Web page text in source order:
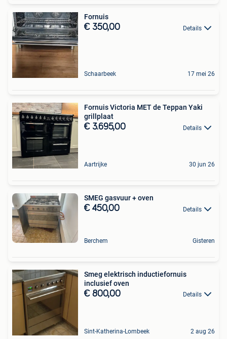
Fornuis
€ 350,00 Details
Schaarbeek 17 mei 26
Fornuis Victoria MET de Teppan Yaki
grillplaat
€ 3.695,00 Details
Aartrijke 30 jun 26
SMEG gasvuur + oven
€ 450,00 Details
Berchem Gisteren
Smeg elektrisch inductiefornuis
inclusief oven
€ 800,00 Details
Sint-Katherina-Lombeek 2 aug 26